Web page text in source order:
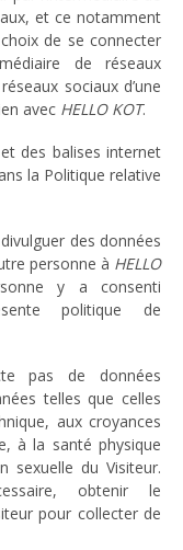
et ce notamment
de se connecter
de réseaux
sociaux d’une
avec HELLO KOT.
des balises internet
la Politique relative
des données
personne à HELLO
y a consenti
politique de
pas de données
telles que celles
aux croyances
à la santé physique
sexuelle du Visiteur.
obtenir le
pour collecter de